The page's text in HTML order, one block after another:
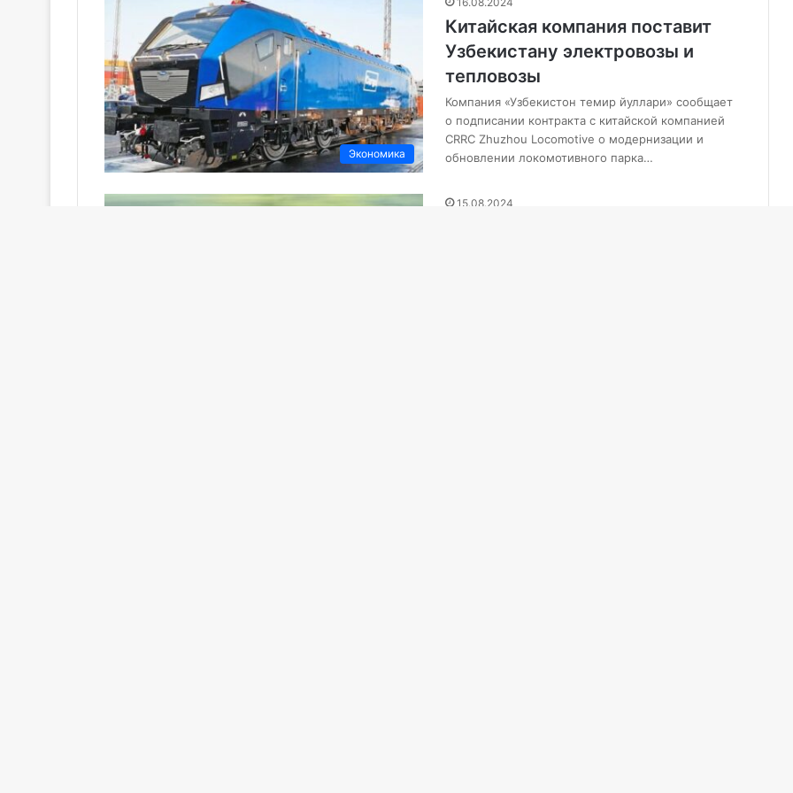
Экономика
Китайская компания поставит
Узбекистану электровозы и
тепловозы
Компания «Узбекистон темир йуллари» сообщает
о подписании контракта с китайской компанией
CRRC Zhuzhou Locomotive о модернизации и
обновлении локомотивного парка…
15.08.2024